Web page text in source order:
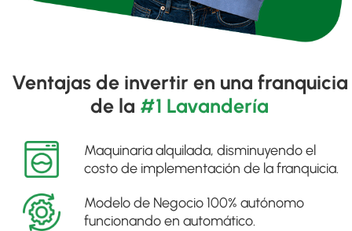
Ventajas de invertir en una franquicia
de la #1 Lavandería
Maquinaria alquilada, disminuyendo el
costo de implementación de la franquicia.
Modelo de Negocio 100% autónomo
funcionando en automático.